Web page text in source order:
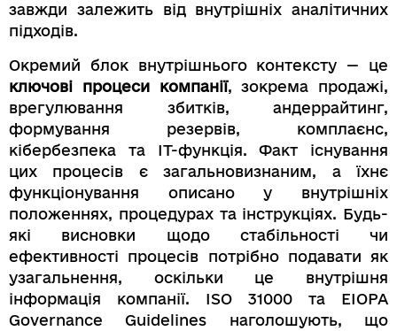
завжди залежить від внутрішніх аналітичних
підходів.
Окремий блок внутрішнього контексту — це
ключові процеси компанії, зокрема продажі,
врегулювання збитків, андеррайтинг,
формування резервів, комплаєнс,
кібербезпека та ІТ-функція. Факт існування
цих процесів є загальновизнаним, а їхнє
функціонування описано у внутрішніх
положеннях, процедурах та інструкціях. Будь-
які висновки щодо стабільності чи
ефективності процесів потрібно подавати як
узагальнення, оскільки це внутрішня
інформація компанії. ISO 31000 та EIOPA
Governance Guidelines наголошують, що